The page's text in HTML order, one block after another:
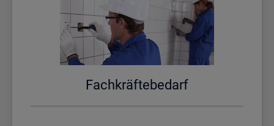
Fach­kräf­te­be­darf